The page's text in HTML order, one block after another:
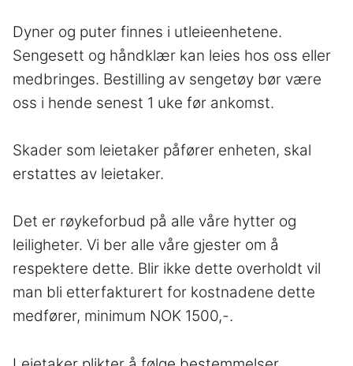
Dyner og puter finnes i utleieenhetene.
Sengesett og håndklær kan leies hos oss eller
medbringes. Bestilling av sengetøy bør være
oss i hende senest 1 uke før ankomst.
Skader som leietaker påfører enheten, skal
erstattes av leietaker.
Det er røykeforbud på alle våre hytter og
leiligheter. Vi ber alle våre gjester om å
respektere dette. Blir ikke dette overholdt vil
man bli etterfakturert for kostnadene dette
medfører, minimum NOK 1500,-.